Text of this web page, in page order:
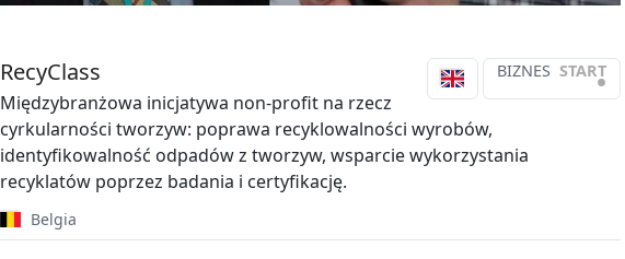
BIZNES START
•
RecyClass
Międzybranżowa inicjatywa non-profit na rzecz
cyrkularności tworzyw: poprawa recyklowalności wyrobów,
identyfikowalność odpadów z tworzyw, wsparcie wykorzystania
recyklatów poprzez badania i certyfikację.
Belgia